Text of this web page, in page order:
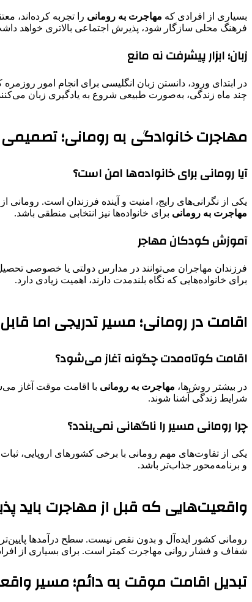
بسیاری از افرادی که مهاجرت به رومانی را تجربه کرده‌اند،
فرهنگ محلی سازگار شود، پذیرش اجتماعی بالاتری خواهد
زبان؛ ابزار پیشرفت نه مانع
در ابتدای ورود، دانستن زبان انگلیسی برای انجام امور
چند ماه زندگی، به‌صورت طبیعی شروع به یادگیری زبان
مهاجرت خانوادگی به رومانی؛
آیا رومانی برای خانواده‌ها امن است؟
یکی از نگرانی‌های رایج، امنیت و آینده فرزندان است.
مهاجرت به رومانی برای خانواده‌ها نیز انتخابی منطقی باشد.
آموزش کودکان مهاجر
فرزندان مهاجران می‌توانند در مدارس دولتی یا خصوصی
برای خانواده‌هایی که نگاه بلندمدت دارند، اهمیت زیادی دارد.
اقامت در رومانی؛ مسیر تدریجی اما
اقامت کوتاه‌مدت چگونه آغاز می‌شود؟
در بیشتر روش‌ها، مهاجرت به رومانی با اقامت موقت آغاز
شرایط زندگی آشنا شوند.
چرا رومانی مسیر را ناگهانی نمی‌بندد؟
یکی از تفاوت‌های مهم رومانی با برخی کشورهای اروپایی،
و برنامه‌محور جذاب‌تر باشد.
واقعیت‌هایی که قبل از مهاجرت باید
رومانی کشور ایده‌آل و بدون نقص نیست. سطح درآمدها
شفاف و فشار روانی مهاجرت کمتر است. برای بسیاری از
تبدیل اقامت موقت به دائم؛ مسیر